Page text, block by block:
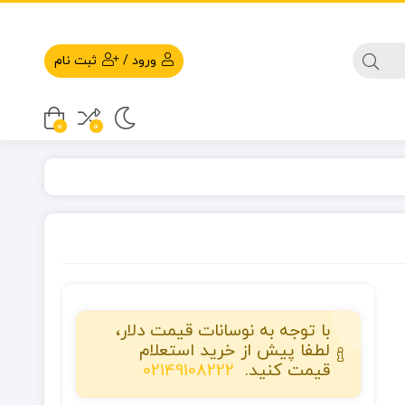
ورود / ثبت نام
0
0
با توجه به نوسانات قیمت دلار،
لطفا پیش از خرید استعلام
قیمت کنید. 02149108222